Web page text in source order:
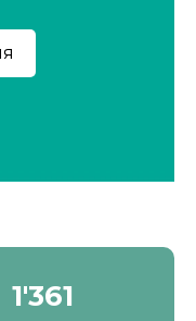
1'680